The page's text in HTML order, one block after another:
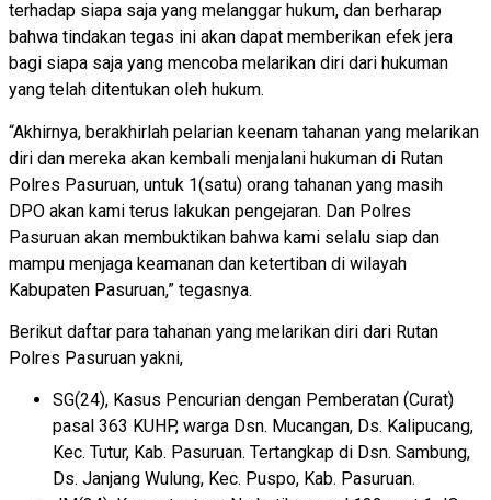
terhadap siapa saja yang melanggar hukum, dan berharap
bahwa tindakan tegas ini akan dapat memberikan efek jera
bagi siapa saja yang mencoba melarikan diri dari hukuman
yang telah ditentukan oleh hukum.
“Akhirnya, berakhirlah pelarian keenam tahanan yang melarikan
diri dan mereka akan kembali menjalani hukuman di Rutan
Polres Pasuruan, untuk 1(satu) orang tahanan yang masih
DPO akan kami terus lakukan pengejaran. Dan Polres
Pasuruan akan membuktikan bahwa kami selalu siap dan
mampu menjaga keamanan dan ketertiban di wilayah
Kabupaten Pasuruan,” tegasnya.
Berikut daftar para tahanan yang melarikan diri dari Rutan
Polres Pasuruan yakni,
SG(24), Kasus Pencurian dengan Pemberatan (Curat)
pasal 363 KUHP, warga Dsn. Mucangan, Ds. Kalipucang,
Kec. Tutur, Kab. Pasuruan. Tertangkap di Dsn. Sambung,
Ds. Janjang Wulung, Kec. Puspo, Kab. Pasuruan.